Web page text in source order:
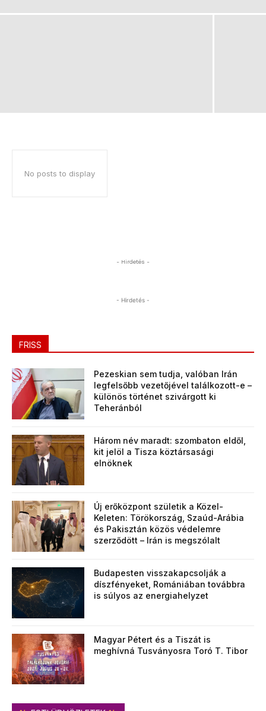
No posts to display
- Hirdetés -
- Hirdetés -
FRISS
Pezeskian sem tudja, valóban Irán
legfelsőbb vezetőjével találkozott-e –
különös történet szivárgott ki
Teheránból
Három név maradt: szombaton eldől,
kit jelöl a Tisza köztársasági
elnöknek
Új erőközpont születik a Közel-
Keleten: Törökország, Szaúd-Arábia
és Pakisztán közös védelemre
szerződött – Irán is megszólalt
Budapesten visszakapcsolják a
díszfényeket, Romániában továbbra
is súlyos az energiahelyzet
Magyar Pétert és a Tiszát is
meghívná Tusványosra Toró T. Tibor